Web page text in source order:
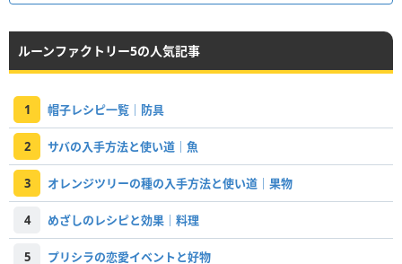
ルーンファクトリー5の人気記事
1 帽子レシピ一覧｜防具
2 サバの入手方法と使い道｜魚
3 オレンジツリーの種の入手方法と使い道｜果物
4 めざしのレシピと効果｜料理
5 プリシラの恋愛イベントと好物